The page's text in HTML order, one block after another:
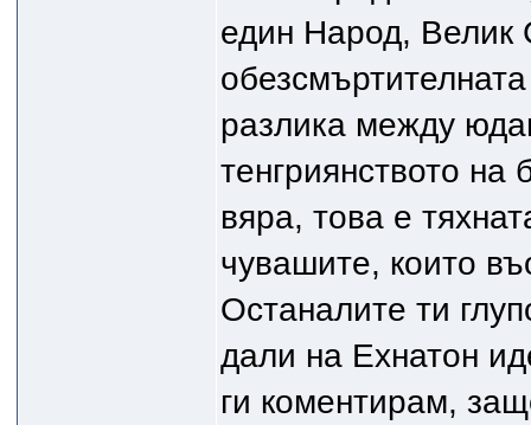
един Народ, Велик
разлика между
тенгриянството на
вяра, това е
чувашите, които
Останалите ти
дали на Ехнатон
ги коментирам,